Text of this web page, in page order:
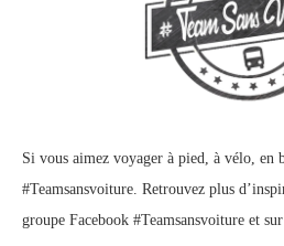
Si vous aimez voyager à pied, à vélo, en
#Teamsansvoiture. Retrouvez plus
groupe Facebook #Teamsansvoiture et sur